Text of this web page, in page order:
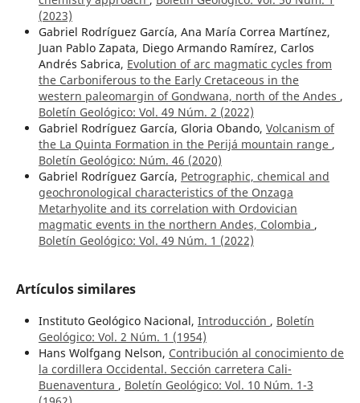
(2023)
Gabriel Rodríguez García, Ana María Correa Martínez,
Juan Pablo Zapata, Diego Armando Ramírez, Carlos
Andrés Sabrica, Evolution of arc magmatic cycles from
the Carboniferous to the Early Cretaceous in the
western paleomargin of Gondwana, north of the Andes ,
Boletín Geológico: Vol. 49 Núm. 2 (2022)
Gabriel Rodríguez García, Gloria Obando, Volcanism of
the La Quinta Formation in the Perijá mountain range ,
Boletín Geológico: Núm. 46 (2020)
Gabriel Rodríguez García, Petrographic, chemical and
geochronological characteristics of the Onzaga
Metarhyolite and its correlation with Ordovician
magmatic events in the northern Andes, Colombia ,
Boletín Geológico: Vol. 49 Núm. 1 (2022)
Artículos similares
Instituto Geológico Nacional, Introducción , Boletín
Geológico: Vol. 2 Núm. 1 (1954)
Hans Wolfgang Nelson, Contribución al conocimiento de
la cordillera Occidental. Sección carretera Cali-
Buenaventura , Boletín Geológico: Vol. 10 Núm. 1-3